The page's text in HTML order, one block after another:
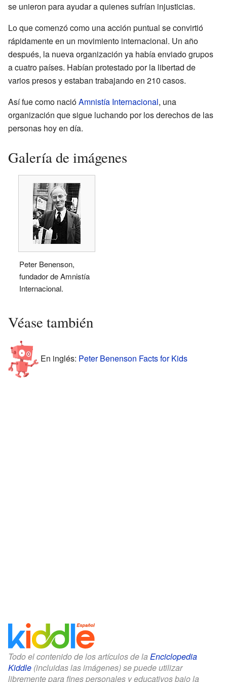
se unieron para ayudar a quienes sufrían injusticias.
Lo que comenzó como una acción puntual se convirtió
rápidamente en un movimiento internacional. Un año
después, la nueva organización ya había enviado grupos
a cuatro países. Habían protestado por la libertad de
varios presos y estaban trabajando en 210 casos.
Así fue como nacióAmnistía Internacional, una
organización que sigue luchando por los derechos de las
personas hoy en día.
Galería de imágenes
Peter Benenson,
fundador de Amnistía
Internacional.
Véase también
En inglés: Peter Benenson Facts for Kids
Todo el contenido de los artículos de la Enciclopedia
Kiddle (incluidas las imágenes) se puede utilizar
libremente para fines personales y educativos bajo la